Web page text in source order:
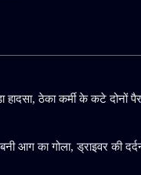
हादसा, ठेका कर्मी के कटे दोनों
आग का गोला, ड्राइवर की